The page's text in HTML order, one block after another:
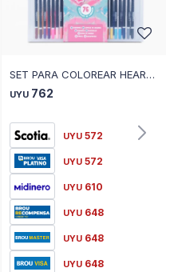
SET PARA COLOREAR HEART ROSA - ROSADO
UYU 762
UYU 572
UYU 572
UYU 610
UYU 648
UYU 648
UYU 648